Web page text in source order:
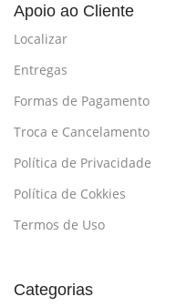
Apoio ao Cliente
Localizar
Entregas
Formas de Pagamento
Troca e Cancelamento
Política de Privacidade
Política de Cokkies
Termos de Uso
Categorias